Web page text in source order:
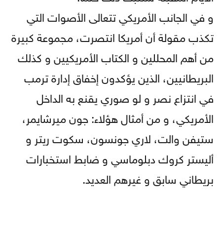
و في الجانب الأمريكي تتعالى الأصوات التي
تكذب مقولة أن أمريكا انتصرت، مجموعة كبيرة
من أهم المحللين و الكتاب الأمريكيين و كذلك
البريطانيين، الذين يؤكدون إخفاق إدارة ترمب
في انتزاع نصر و لو صوري يقنع به الداخل
الأمريكي، و من أمثال هؤلاء: جون ميرشايمر،
ستيفن والت، لاري جونسون، سكوت ريتر و
أليستر كروك دبلوماسي و ضابط استخبارات
بريطاني سابق و غيرهم العديد.